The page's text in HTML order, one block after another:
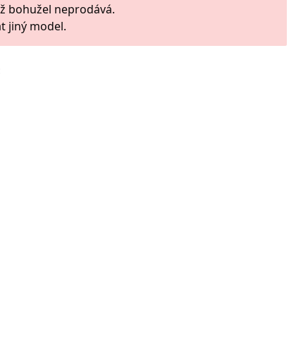
bohužel neprodává.
jiný model.